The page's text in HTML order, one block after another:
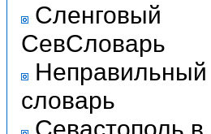
Сленговый
СевСловарь
Неправильный
словарь
Севастополь в